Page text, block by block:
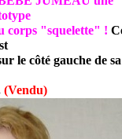
corps "squelette" !
le côté gauche de sa
(Vendu)